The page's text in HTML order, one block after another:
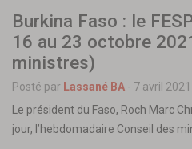
Burkina Faso : le
16 au 23 octobre
ministres)
Posté par Lassané BA - 7 avril 2021
Le président du Faso, Roch Marc
jour, l’hebdomadaire Conseil des